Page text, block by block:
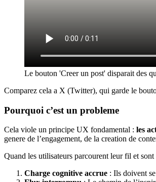
Le bouton 'Creer un post' disparait des
Comparez cela a X (Twitter), qui garde le
Pourquoi c’est un probleme
Cela viole un principe UX fondamental : les
genere de l’engagement, de la creation de
Quand les utilisateurs parcourent leur fil et
Charge cognitive accrue : Ils doivent